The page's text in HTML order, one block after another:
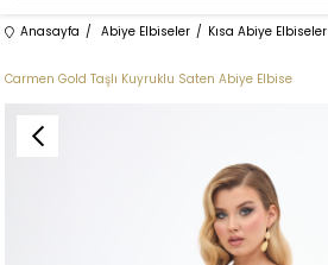
Anasayfa Abiye Elbiseler Kısa Abiye Elbiseler
Carmen Gold Taşlı Kuyruklu Saten Abiye Elbise